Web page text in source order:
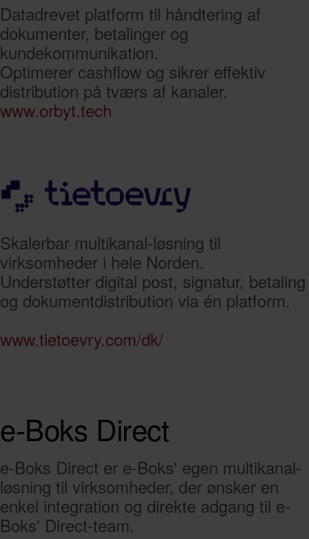
Datadrevet platform til håndtering af
dokumenter, betalinger og
kundekommunikation.
Optimerer cashflow og sikrer effektiv
distribution på tværs af kanaler.
www.orbyt.tech
Skalerbar multikanal-løsning til
virksomheder i hele Norden.
Understøtter digital post, signatur, betaling
og dokumentdistribution via én platform.
www.tietoevry.com/dk/
e-Boks Direct
e-Boks Direct er e-Boks' egen multikanal-
løsning til virksomheder, der ønsker en
enkel integration og direkte adgang til e-
Boks' Direct-team.